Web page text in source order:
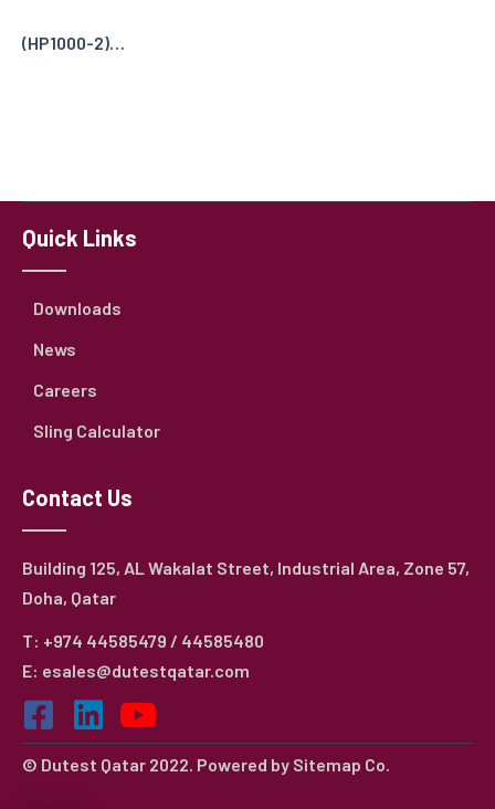
(HP1000-2)…
Quick Links
Downloads
News
Careers
Sling Calculator
Contact Us
Building 125, AL Wakalat Street, Industrial Area, Zone 57,
Doha, Qatar
T: +974 44585479 / 44585480
E: esales@dutestqatar.com
© Dutest Qatar 2022. Powered by Sitemap Co.